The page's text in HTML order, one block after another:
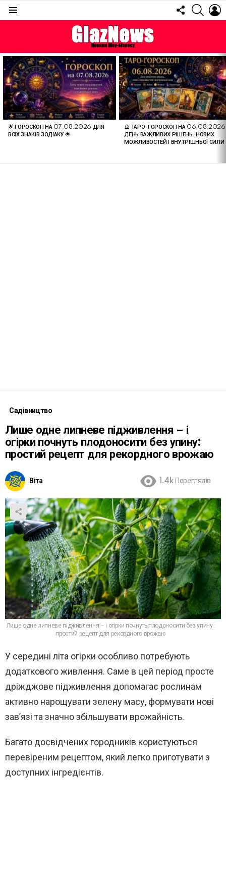
FOLLOW
US
ОСТАННІ
СТАТТІ
🌟 ГОРОСКОП НА 07.08.2026 ДЛЯ
ВСІХ ЗНАКІВ ЗОДІАКУ 🌟
🔮 ТАРО-ГОРОСКОП НА
ДЕНЬ ВАЖЛИВИХ РІШЕНЬ, НОВИХ
МОЖЛИВОСТЕЙ І ВНУТРІШНЬОЇ СИЛИ
Садівництво
Лише одне липневе підживлення – і
огірки почнуть плодоносити без упину:
простий рецепт для рекордного врожаю
Віта 1.4k Переглядів
Лише одне липневе підживлення – і огірки почнуть плодоносити без упину:
простий рецепт для рекордного врожаю
У середині літа огірки особливо потребують
додаткового живлення. Саме в цей період просте
дріжджове підживлення допомагає рослинам
активно нарощувати зелену масу, формувати нові
зав’язі та значно збільшувати врожайність.
Багато досвідчених городників користуються
перевіреним рецептом, який легко приготувати з
доступних інгредієнтів.